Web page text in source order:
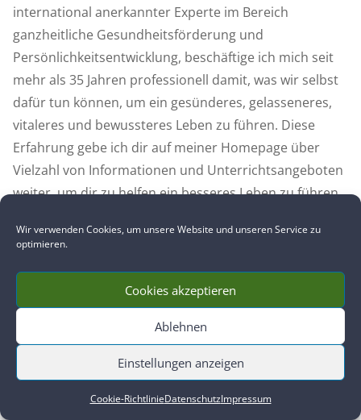
Wir verwenden Cookies, um unsere Website und unseren Service zu
optimieren.
Cookies akzeptieren
Ablehnen
Einstellungen anzeigen
Cookie-RichtlinieDatenschutzImpressum
international anerkannter Experte im Bereich
ganzheitliche Gesundheitsförderung und
Persönlichkeitsentwicklung, beschäftige ich mich seit
mehr als 35 Jahren professionell damit, was wir selbst
dafür tun können, um ein gesünderes, gelasseneres,
vitaleres und bewussteres Leben zu führen. Diese
Erfahrung gebe ich dir auf meiner Homepage über
Vielzahl von Informationen und Unterrichtsangeboten
weiter, um dir zu helfen ein besseres Leben zu führen.
Ich freue mich, dich kennenzulernen!
UNTERRICHTSANGEBOTE